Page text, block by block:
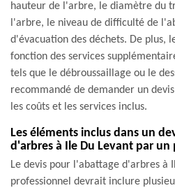
hauteur de l'arbre, le diamètre du
l'arbre, le niveau de difficulté de
d'évacuation des déchets. De plus,
fonction des services
tels que le débroussaillage ou le
recommandé de demander un
les coûts et les services inclus.
Les éléments inclus dans un
d'arbres à Ile Du Levant par un
Le devis pour l'abattage d'arbres à
professionnel devrait inclure